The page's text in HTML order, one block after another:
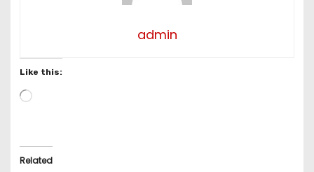
admin
Like this:
L
i
n
Related